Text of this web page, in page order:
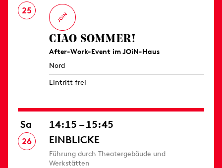
25
CIAO SOMMER!
After-Work-Event im JOiN-Haus
Nord
Eintritt frei
Sa
26
14:15 – 15:45
EINBLICKE
Führung durch Theatergebäude und
Werkstätten